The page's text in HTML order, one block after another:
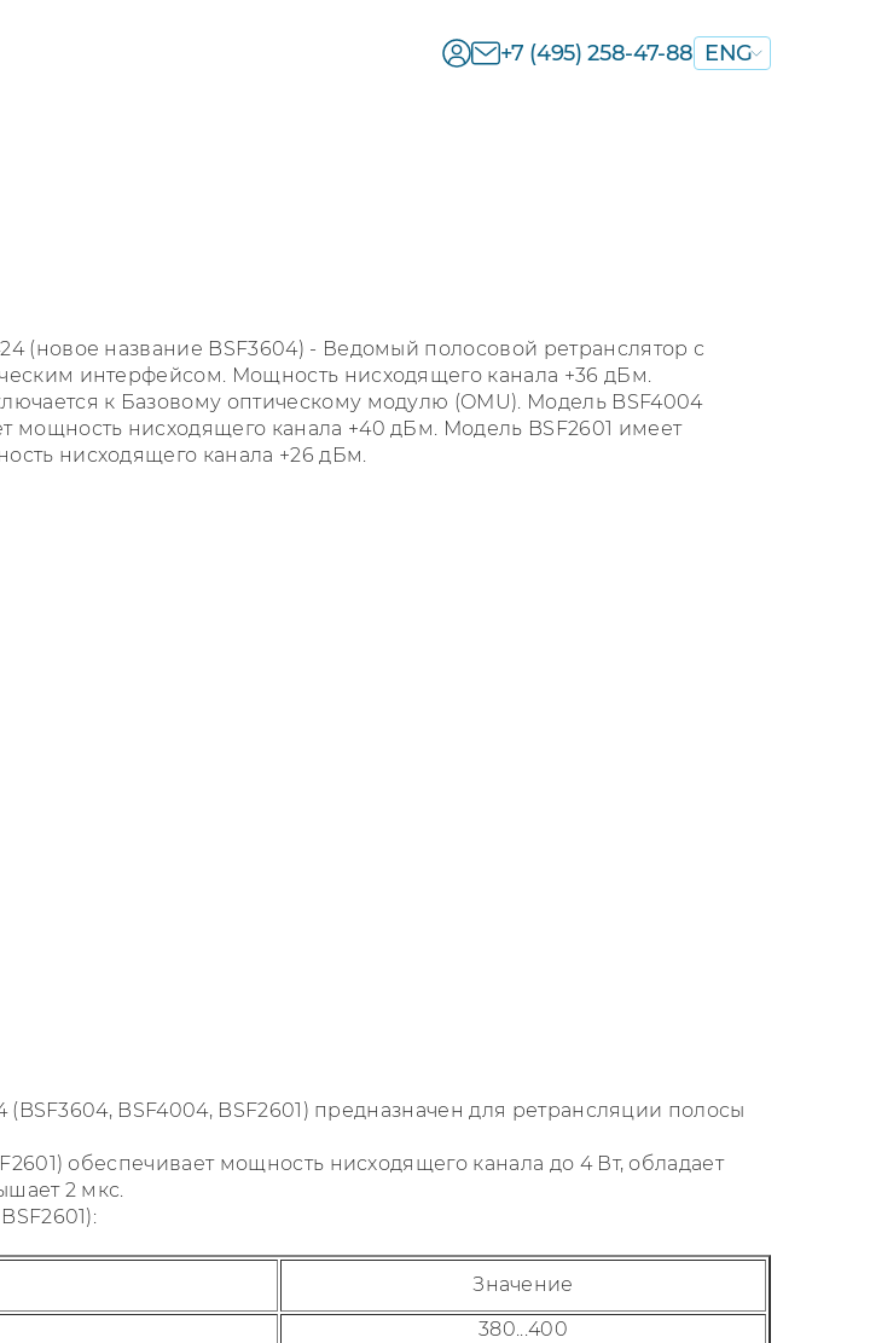
+7 (495) 258-47-88 ENG
(новое название BSF3604) - Ведомый полосовой ретранслятор с
интерфейсом. Мощность нисходящего канала +36 дБм.
к Базовому оптическому модулю (OMU). Модель BSF4004
мощность нисходящего канала +40 дБм. Модель BSF2601 имеет
нисходящего канала +26 дБм.
BSF4004, BSF2601) предназначен для ретрансляции полосы
обеспечивает мощность нисходящего канала до 4 Вт, обладает
2 мкс.
Значение
380...400